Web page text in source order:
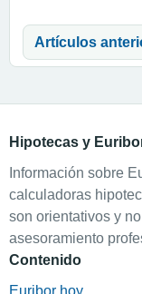
Navegación
Artículos
Hipotecas y
Información sobre
calculadoras
son orientativos y
asesoramiento
Contenido
Euribor hoy